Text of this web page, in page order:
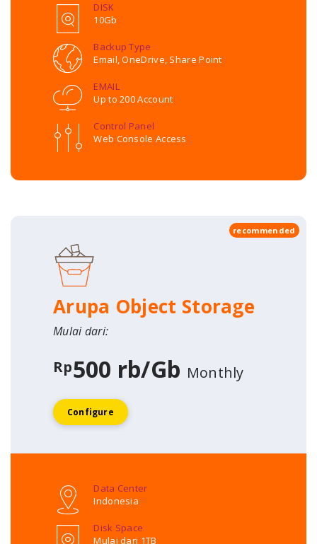
DISK
10Gb
Backup Type
Email, OneDrive, Share Point
EMAIL
Up to 200 Account
Control Panel
Web Console Access
recommended
Arupa Object Storage
Mulai dari:
Rp500 rb/Gb Monthly
Configure
Data Center
Indonesia
Disk Space
Mulai dari 1TB